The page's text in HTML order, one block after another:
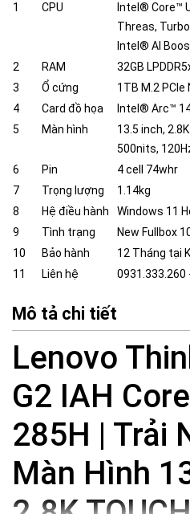
1
CPU
Intel® Core™
Threas,
Intel® AI
2
RAM
32GB
3
Ổ cứng
1TB M.2 PCIe
4
Card đồ họa
Intel® Arc™
5
Màn hình
13.5 inch,
500nits,
6
Pin
4 cell 74whr
7
Trọng lượng
1.14kg
8
Hệ điều hành
Windows 11
9
Tình trạng
New Fullbox
10
Bảo hành
12 Tháng tại
11
Liên hệ 0931.333.260
Mô tả chi tiết
Lenovo
G2 IAH
285H | Trải
Màn Hình